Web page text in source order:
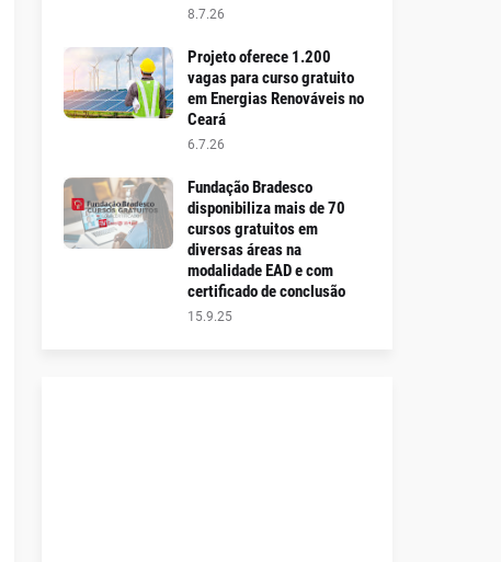
8.7.26
Projeto oferece 1.200
vagas para curso gratuito
em Energias Renováveis no
Ceará
6.7.26
Fundação Bradesco
disponibiliza mais de 70
cursos gratuitos em
diversas áreas na
modalidade EAD e com
certificado de conclusão
15.9.25